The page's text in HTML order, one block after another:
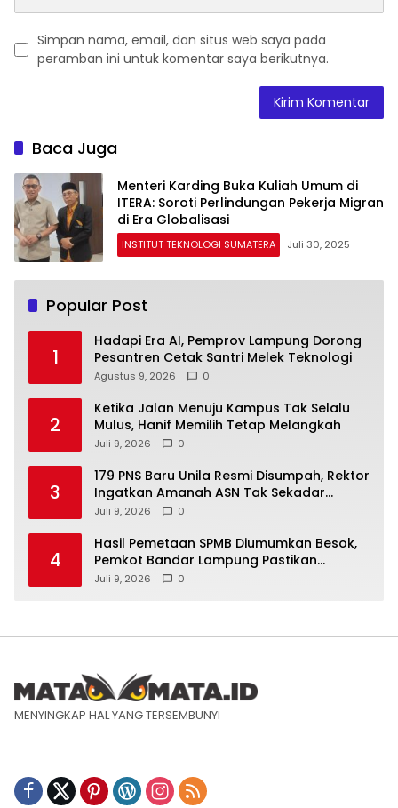
Simpan nama, email, dan situs web saya pada
peramban ini untuk komentar saya berikutnya.
Baca Juga
Menteri Karding Buka Kuliah Umum di
ITERA: Soroti Perlindungan Pekerja Migran
di Era Globalisasi
INSTITUT TEKNOLOGI SUMATERA Juli 30, 2025
Popular Post
1
Hadapi Era AI, Pemprov Lampung Dorong
Pesantren Cetak Santri Melek Teknologi
Agustus 9, 2026 0
2
Ketika Jalan Menuju Kampus Tak Selalu
Mulus, Hanif Memilih Tetap Melangkah
Juli 9, 2026 0
3
179 PNS Baru Unila Resmi Disumpah, Rektor
Ingatkan Amanah ASN Tak Sekadar
Formalitas
Juli 9, 2026 0
4
Hasil Pemetaan SPMB Diumumkan Besok,
Pemkot Bandar Lampung Pastikan
Sekolah Negeri Gratis
Juli 9, 2026 0
MENYINGKAP HAL YANG TERSEMBUNYI